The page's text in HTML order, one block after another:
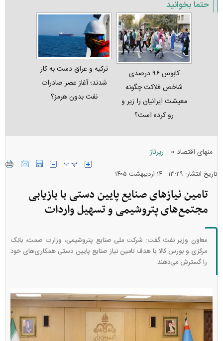
حتما بخوانید
کابوس ۹۶ درصدی
شاخص فلاکت چگونه
معیشت ایرانیان را زیر و
رو کرده است؟
ترکیه و عراق دست به کار
شدند؛ آغاز عصر صادرات
نفت بدون هرمز؟
منهای اقتصاد » رپرتاژ
تاریخ انتشار: ۱۳:۲۹ - ۱۴ ارديبهشت ۱۴۰۵
تامین نیاز‌های صنایع پایین دستی با بازیابی
مجتمع‌های پتروشیمی و تسهیل واردات
معاون وزیر نفت گفت: شرکت ملی صنایع پتروشیمی، وزارت صمت، بانک
مرکزی و بورس کالا با هدف تامین نیاز صنایع پایین دستی همکاری‌های خود
را گسترش می‌دهند.